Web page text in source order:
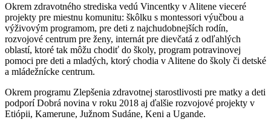
Okrem zdravotného strediska vedú Vincentky v Alitene vieceré
projekty pre miestnu komunitu: škôlku s montessori výučbou a
výživovým programom, pre deti z najchudobnejších rodín,
rozvojové centrum pre ženy, internát pre dievčatá z odľahlých
oblastí, ktoré tak môžu chodiť do školy, program potravinovej
pomoci pre deti a mladých, ktorý chodia v Alitene do školy či detské
a mládežnícke centrum.
Okrem programu Zlepšenia zdravotnej starostlivosti pre matky a deti
podporí Dobrá novina v roku 2018 aj ďalšie rozvojové projekty v
Etiópii, Kamerune, Južnom Sudáne, Keni a Ugande.